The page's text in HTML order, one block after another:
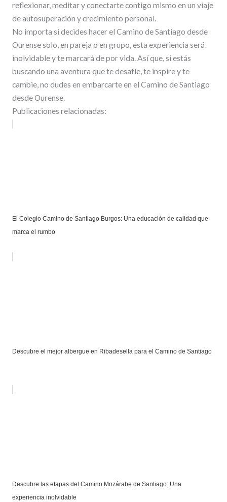
reflexionar, meditar y conectarte contigo mismo en un viaje
de autosuperación y crecimiento personal.
No importa si decides hacer el Camino de Santiago desde
Ourense solo, en pareja o en grupo, esta experiencia será
inolvidable y te marcará de por vida. Así que, si estás
buscando una aventura que te desafíe, te inspire y te
cambie, no dudes en embarcarte en el Camino de Santiago
desde Ourense.
Publicaciones relacionadas:
El Colegio Camino de Santiago Burgos: Una educación de calidad que
marca el rumbo
Descubre el mejor albergue en Ribadesella para el Camino de Santiago
Descubre las etapas del Camino Mozárabe de Santiago: Una
experiencia inolvidable